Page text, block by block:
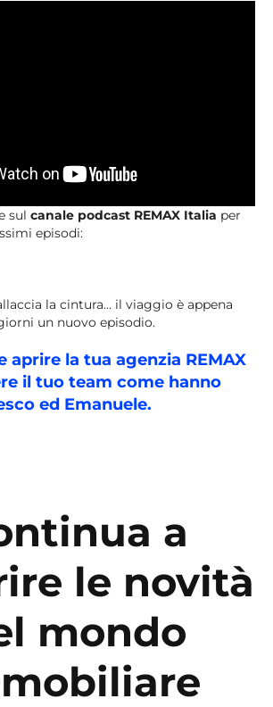
sul canale podcast REMAX Italia per
episodi:
la cintura… il viaggio è appena
un nuovo episodio.
aprire la tua agenzia REMAX
il tuo team come hanno
ed Emanuele.
a
le novità
mondo